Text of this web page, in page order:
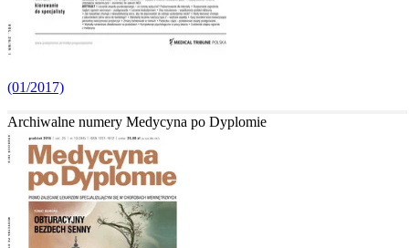
(01/2017)
Archiwalne numery Medycyna po Dyplomie